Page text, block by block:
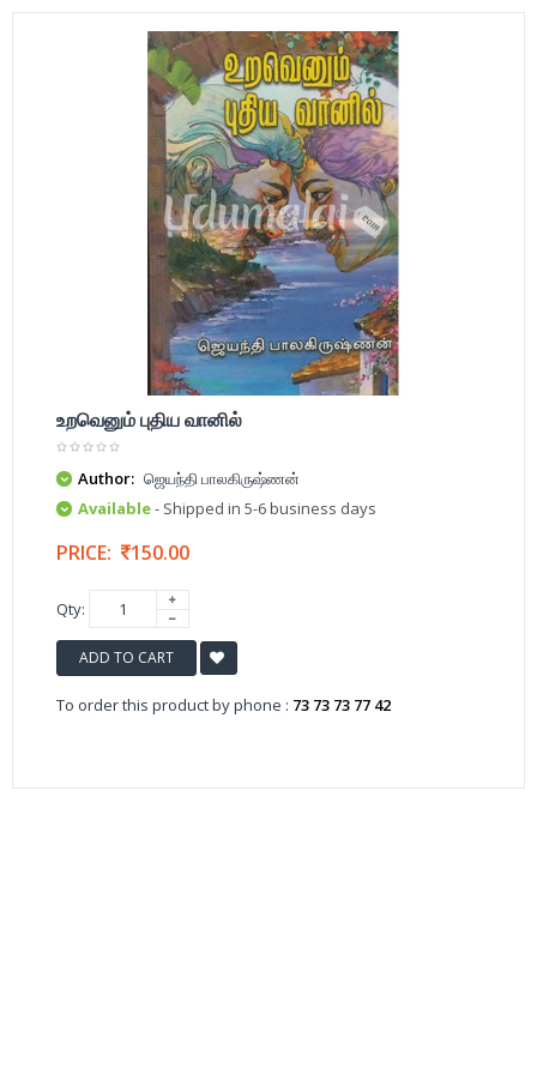
உறவெனும் புதிய வானில்
Author: ஜெயந்தி பாலகிருஷ்ணன்
Available- Shipped in 5-6 business days
PRICE: 150.00
Qty:
ADD TO CART
To order this product by phone : 73 73 73 77 42